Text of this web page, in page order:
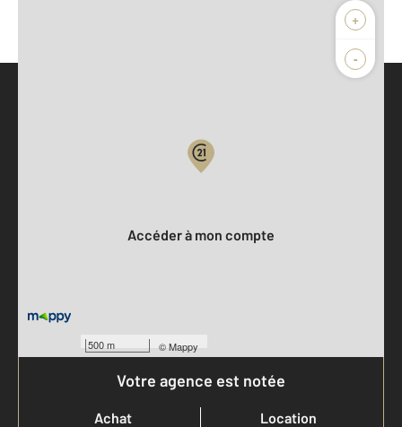
+
-
500 m ©Mappy
Accéder à mon compte
Votre agence est notée
Achat
Location